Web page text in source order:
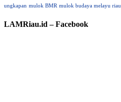
ungkapan mulok BMR mulok budaya melayu riau
LAMRiau.id – Facebook